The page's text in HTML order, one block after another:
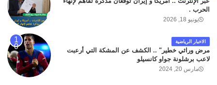
الحرب .
يونيو 18, 2026
الاخبار الرياضية
مرض وراثي خطير" .. الكشف عن المشكة التي أرعبت
لاعب برشلونة جواو كانسيلو
مارس 20, 2024